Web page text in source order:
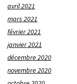
avril 2021
mars 2021
février 2021
janvier 2021
décembre 2020
novembre 2020